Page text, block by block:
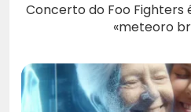
Concerto do Foo
«meteoro